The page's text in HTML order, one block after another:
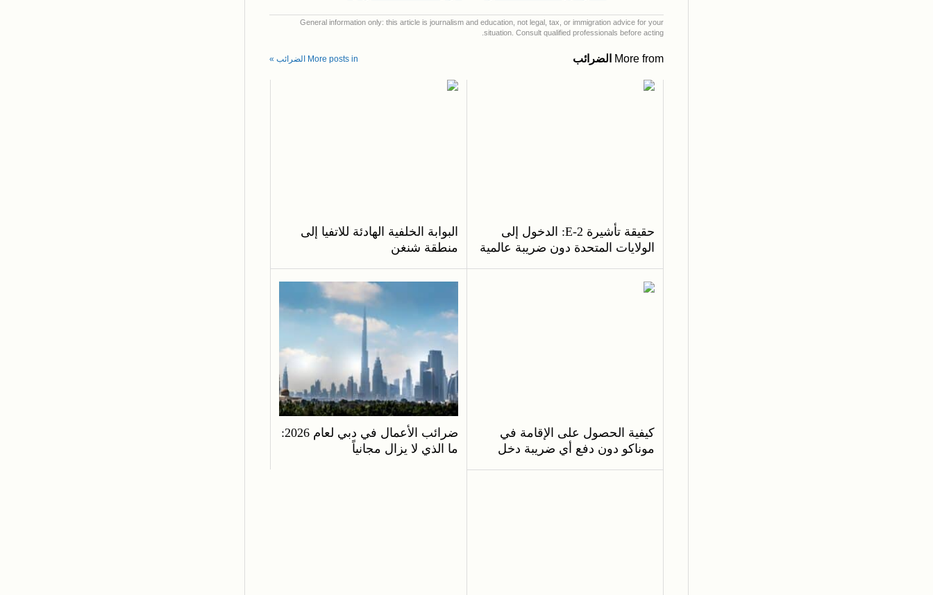
General information only: this article is journalism and education, not legal, tax, or immigration advice for your
situation. Consult qualified professionals before acting.
More from الضرائب More posts in الضرائب »
حقيقة تأشيرة E-2: الدخول إلى
الولايات المتحدة دون ضريبة عالمية
البوابة الخلفية الهادئة للاتفيا إلى
منطقة شنغن
كيفية الحصول على الإقامة في
موناكو دون دفع أي ضريبة دخل
ضرائب الأعمال في دبي لعام 2026:
ما الذي لا يزال مجانياً